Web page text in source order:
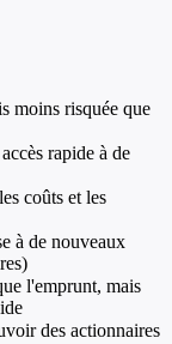
moins risquée que
rapide à de
coûts et les
à de nouveaux
l'emprunt, mais
des actionnaires